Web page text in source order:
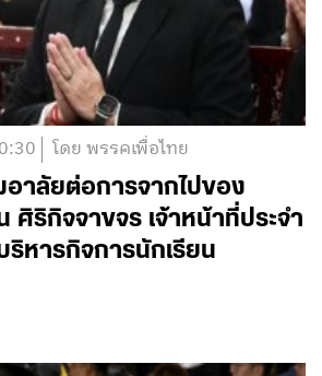
โดย พรรคเพื่อไทย
าลัยต่อการจากไปของ
ศิริกิจจาขจร เจ้าหน้าที่ประจำ
หารกิจการนักเรียน